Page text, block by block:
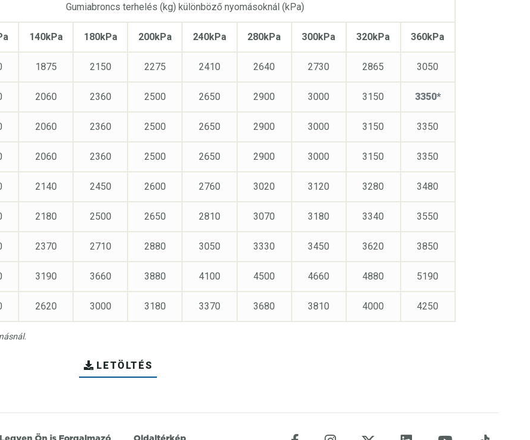
Gumiabroncs terhelés (kg) különböző nyomásoknál (kPa)
140kPa
1875
2060
2060
2060
2140
2180
2370
3190
2620
180kPa
2150
2360
2360
2360
2450
2500
2710
3660
3000
200kPa
2275
2500
2500
2500
2600
2650
2880
3880
3180
240kPa
2410
2650
2650
2650
2760
2810
3050
4100
3370
280kPa
2640
2900
2900
2900
3020
3070
3330
4500
3680
300kPa
2730
3000
3000
3000
3120
3180
3450
4660
3810
320kPa
2865
3150
3150
3150
3280
3340
3620
4880
4000
360kPa
3050
3350*
3350
3350
3480
3550
3850
5190
4250
LETÖLTÉS